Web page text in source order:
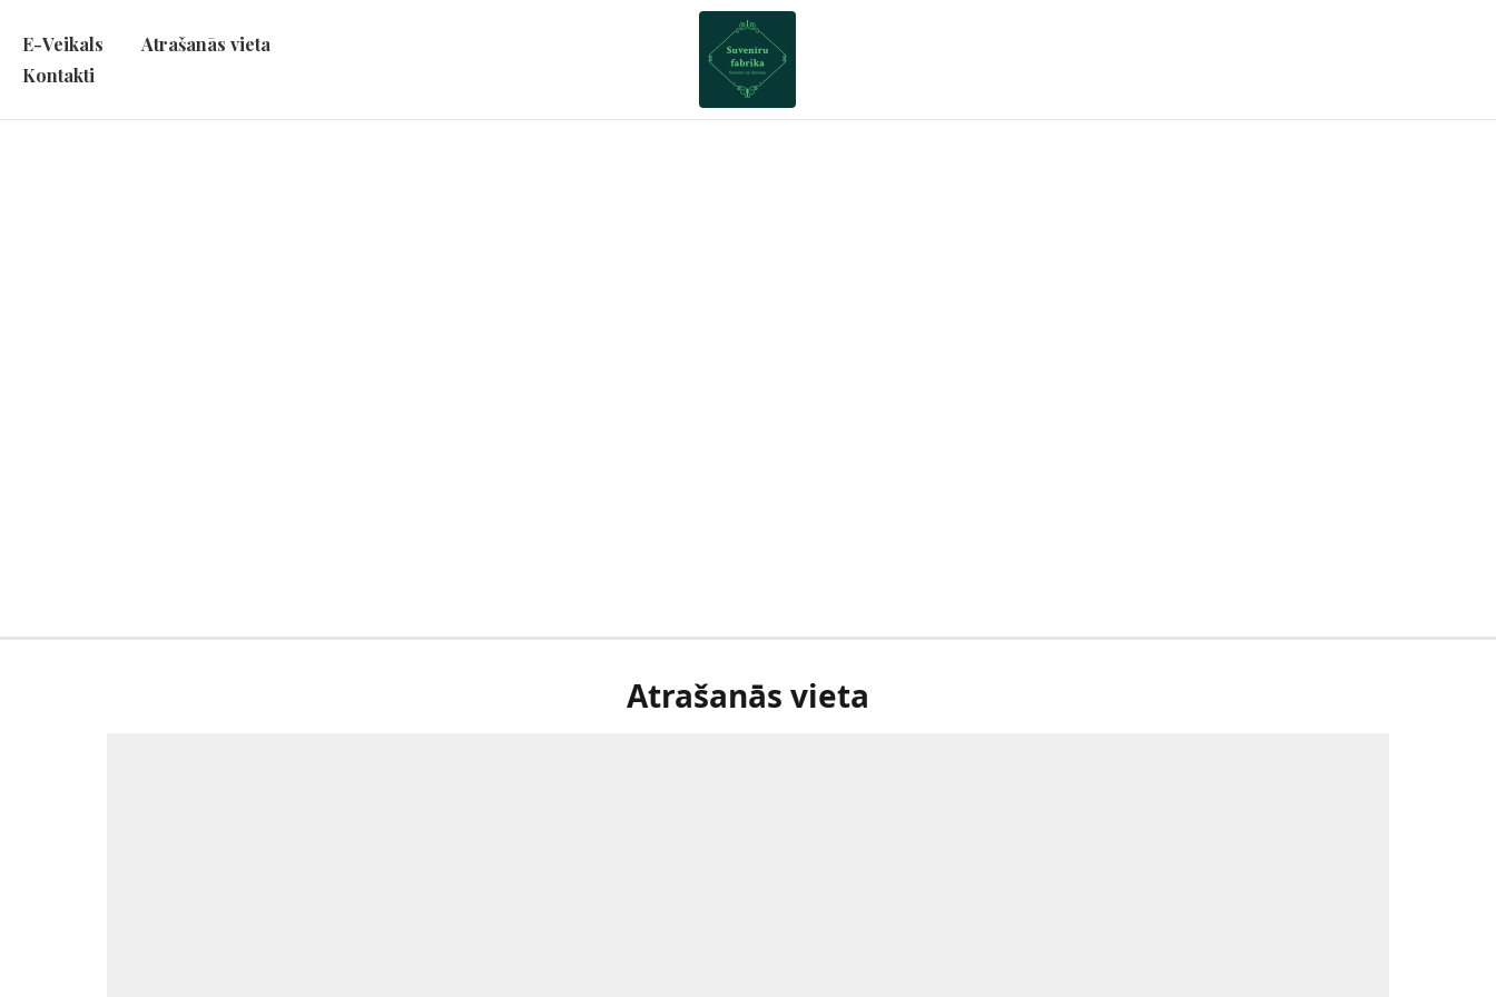
E-Veikals
Atrašanās vieta
Kontakti
Atrašanās vieta